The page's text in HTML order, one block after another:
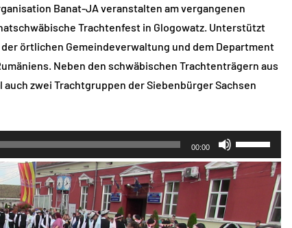
Banat-JA veranstalten am vergangenen
Trachtenfest in Glogowatz. Unterstützt
örtlichen Gemeindeverwaltung und dem Department
Neben den schwäbischen Trachtenträgern aus
zwei Trachtgruppen der Siebenbürger Sachsen
00:00
Pfeiltasten
Hoch/Runter
benutzen,